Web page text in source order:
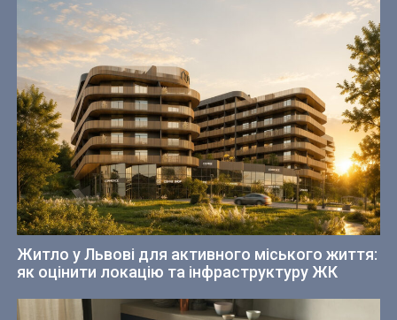
Житло у Львові для активного міського життя:
як оцінити локацію та інфраструктуру ЖК